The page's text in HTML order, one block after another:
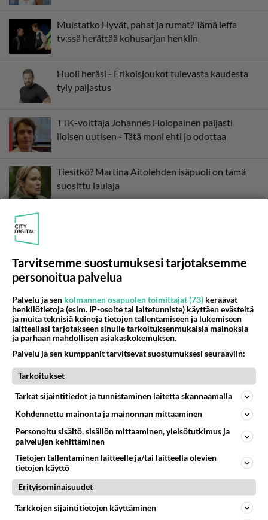
Muistatko Hyvät, pahat ja rumat? Tämä leffa
tv:ssä herättää kohusarjan henkiin
Huoli heräsi - Erikoisjoukot tulevasta kaudesta
tyly paljastus
TTK-voittaja Johannes Holopainen paljasti
iloisen uutisen - Tätä moni ehti jo odottaa
Tiesitkö? Martina Aitolehden isäpuoli on tämä
suosittu laulaja
Tarvitsemme suostumuksesi tarjotaksemme
personoitua palvelua
Palvelu ja sen kolmannen osapuolen toimittajat (73) keräävät
henkilötietoja (esim. IP-osoite tai laitetunniste) käyttäen evästeitä
ja muita teknisiä keinoja tietojen tallentamiseen ja lukemiseen
laitteellasi tarjotakseen sinulle tarkoituksenmukaisia mainoksia
ja parhaan mahdollisen asiakaskokemuksen.
Palvelu ja sen kumppanit tarvitsevat suostumuksesi seuraaviin:
Tarkoitukset
Tarkat sijaintitiedot ja tunnistaminen laitetta skannaamalla
Kohdennettu mainonta ja mainonnan mittaaminen
Personoitu sisältö, sisällön mittaaminen, yleisötutkimus ja
palvelujen kehittäminen
Tietojen tallentaminen laitteelle ja/tai laitteella olevien
tietojen käyttö
Erityisominaisuudet
Tarkkojen sijaintitietojen käyttäminen